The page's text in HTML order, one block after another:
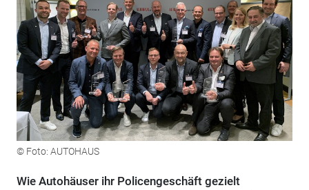
© Foto: AUTOHAUS
Wie Autohäuser ihr Policengeschäft gezielt